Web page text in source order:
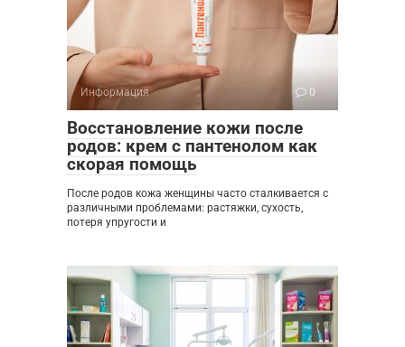
Информация 0
Восстановление кожи после
родов: крем с пантенолом как
скорая помощь
После родов кожа женщины часто сталкивается с
различными проблемами: растяжки, сухость,
потеря упругости и